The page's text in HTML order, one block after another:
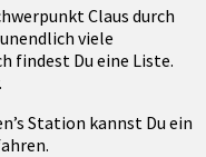
Claus durch
viele
findest Du eine Liste.
Station kannst Du ein